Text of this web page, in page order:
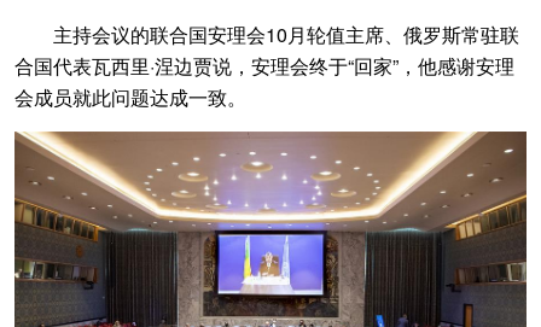
主持会议的联合国安理会10月轮值主席、俄罗斯常驻联
合国代表瓦西里·涅边贾说，安理会终于“回家”，他感谢安理
会成员就此问题达成一致。